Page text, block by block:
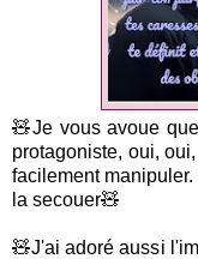
🧸Je vous avoue
protagoniste, oui,
facilement
la secouer🧸
🧸J'ai adoré aussi